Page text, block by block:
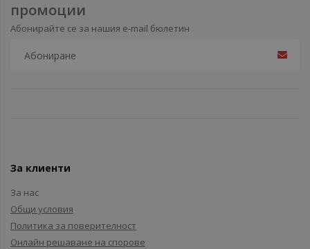
промоции
Абонирайте се за нашия e-mail бюлетин
За клиенти
За нас
Общи условия
Политика за поверителност
Онлайн решаване на спорове